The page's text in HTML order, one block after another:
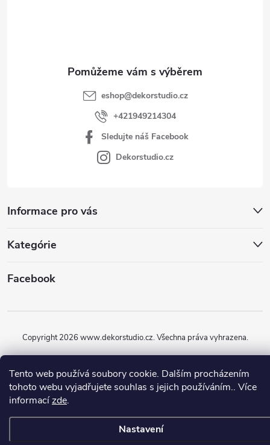
Tento web používá soubory cookie. Dalším procházením
tohoto webu vyjadřujete souhlas s jejich používáním.. Více
informacízde.
Nastavení
Informace pro vás
Kategórie
Facebook
eshop@dekorstudio.cz
+421949214304
Sledujte náš Facebook
Dekorstudio.cz
Copyright 2026 www.dekorstudio.cz. Všechna práva vyhrazena.